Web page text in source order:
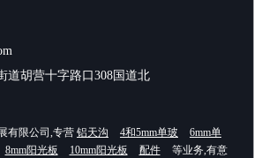
道胡营十字路口308国道北
有限公司,专营 铝天沟 4和5mm单玻
6mm单
8mm阳光板 10mm阳光板 配件 等业务,有意